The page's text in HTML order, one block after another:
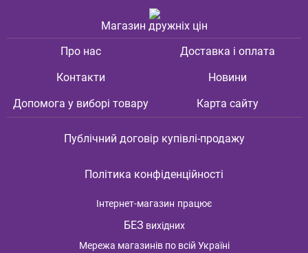
Магазин дружніх цін
Про нас
Доставка і оплата
Контакти
Новини
Допомога у виборі товару
Карта сайту
Публічний договір купівлі-продажу
Політика конфіденційності
Інтернет-магазин працює
БЕЗ вихідних
Мережа магазинів по всій Україні